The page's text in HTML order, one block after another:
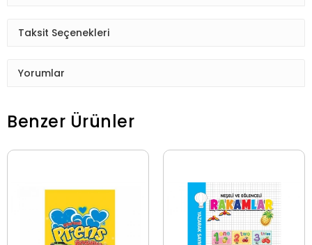
Taksit Seçenekleri
Yorumlar
Benzer Ürünler